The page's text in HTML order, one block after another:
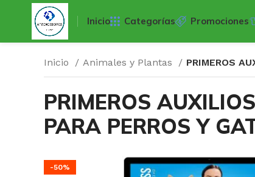
Inicio Categorías Promociones
Inicio Animales y Plantas PRIMEROS
PRIMEROS AUXILIOS
PARA PERROS Y
-50%